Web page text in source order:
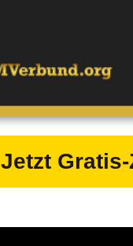
Jetzt